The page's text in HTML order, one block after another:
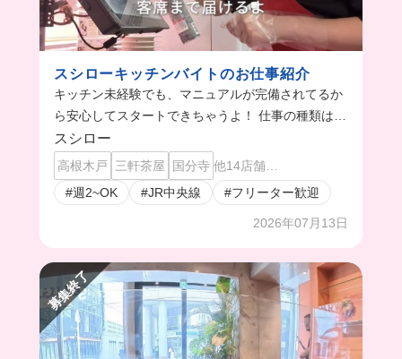
スシローキッチンバイトのお仕事紹介
キッチン未経験でも、マニュアルが完備されてるか
ら安心してスタートできちゃうよ！ 仕事の種類は多
いけど、みんなで分担して協力するから心強いね🥹
スシロー
高根木戸 三軒茶屋 国分寺 他14店舗…
#週2~OK
#JR中央線 #フリーター歓迎
2026年07月13日
募集終了